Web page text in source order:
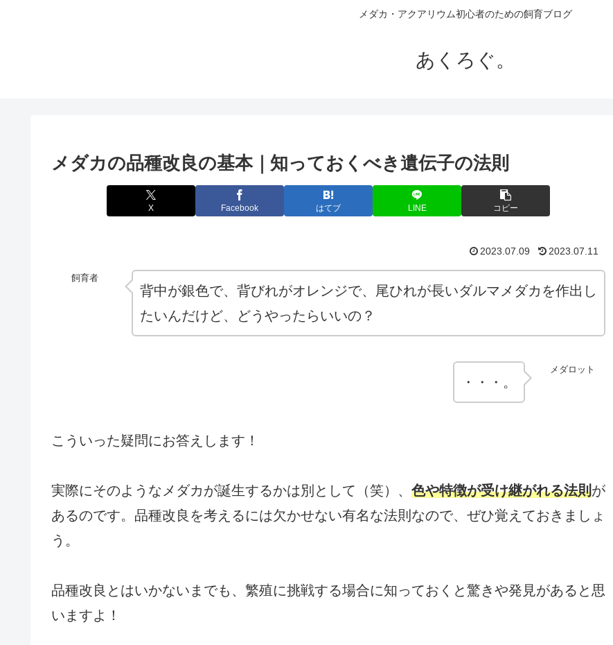
メダカ・アクアリウム初心者のための飼育ブログ
あくろぐ。
メダカの品種改良の基本｜知っておくべき遺伝子の法則
X Facebook はてブ LINE コピー
2023.07.09 2023.07.11
飼育者
背中が銀色で、背びれがオレンジで、尾ひれが長いダルマメダカを作出し
たいんだけど、どうやったらいいの？
メダロット
・・・。
こういった疑問にお答えします！
実際にそのようなメダカが誕生するかは別として（笑）、 色や特徴が受け継がれる法則が
あるのです。品種改良を考えるには欠かせない有名な法則なので、ぜひ覚えておきましょ
う。
品種改良とはいかないまでも、繁殖に挑戦する場合に知っておくと驚きや発見があると思
いますよ！